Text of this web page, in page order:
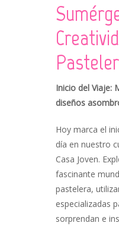
Inicio del Viaje:
diseños
Hoy marca el
día en nuestro
Casa Joven.
fascinante
pastelera,
especializadas
sorprendan e